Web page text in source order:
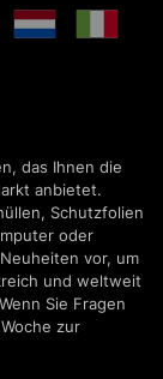
das Ihnen die
anbietet.
Schutzfolien
oder
vor, um
und weltweit
Sie Fragen
zur